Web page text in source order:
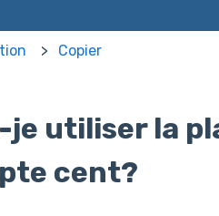
Copier
je utiliser la
cent?